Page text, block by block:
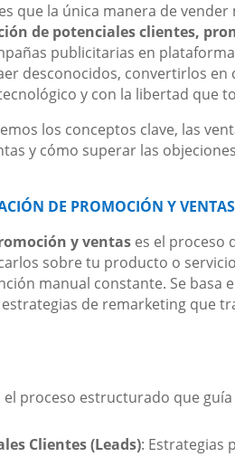
que la única manera de
de potenciales clientes,
publicitarias en
desconocidos, convertirlos
y con la libertad que
los conceptos clave, las
y cómo superar las
DE PROMOCIÓN Y
y ventas es el proceso
sobre tu producto o
manual constante. Se basa
de remarketing que
el proceso estructurado que
Clientes (Leads): Estrategias